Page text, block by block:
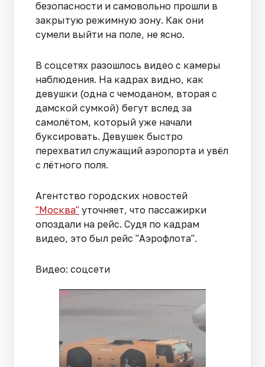
безопасности и самовольно прошли в
закрытую режимную зону. Как они
сумели выйти на поле, не ясно.
В соцсетях разошлось видео с камеры
наблюдения. На кадрах видно, как
девушки (одна с чемоданом, вторая с
дамской сумкой) бегут вслед за
самолётом, который уже начали
буксировать. Девушек быстро
перехватил служащий аэропорта и увёл
с лётного поля.
Агентство городских новостей
"Москва" уточняет, что пассажирки
опоздали на рейс. Судя по кадрам
видео, это был рейс "Аэрофлота".
Видео: соцсети